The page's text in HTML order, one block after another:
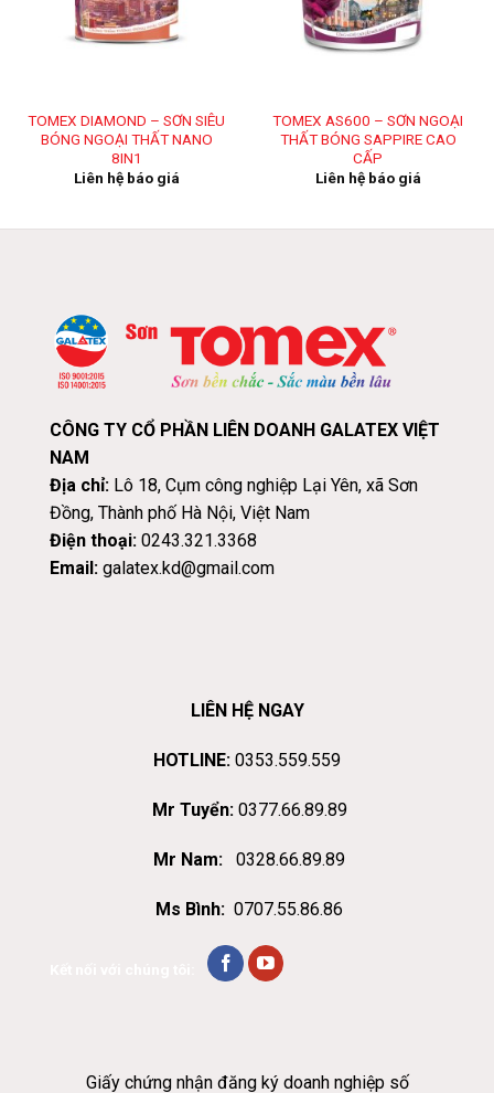
TOMEX DIAMOND – SƠN SIÊU
BÓNG NGOẠI THẤT NANO
8IN1
Liên hệ báo giá
TOMEX AS600 – SƠN NGOẠI
THẤT BÓNG SAPPIRE CAO
CẤP
Liên hệ báo giá
CÔNG TY CỔ PHẦN LIÊN DOANH GALATEX VIỆT
NAM
Địa chỉ:Lô 18, Cụm công nghiệp Lại Yên, xã Sơn
Đồng, Thành phố Hà Nội, Việt Nam
Điện thoại:0243.321.3368
Email:galatex.kd@gmail.com
LIÊN HỆ NGAY
HOTLINE: 0353.559.559
Mr Tuyển: 0377.66.89.89
Mr Nam: 0328.66.89.89
Ms Bình: 0707.55.86.86
Giấy chứng nhận đăng ký doanh nghiệp số